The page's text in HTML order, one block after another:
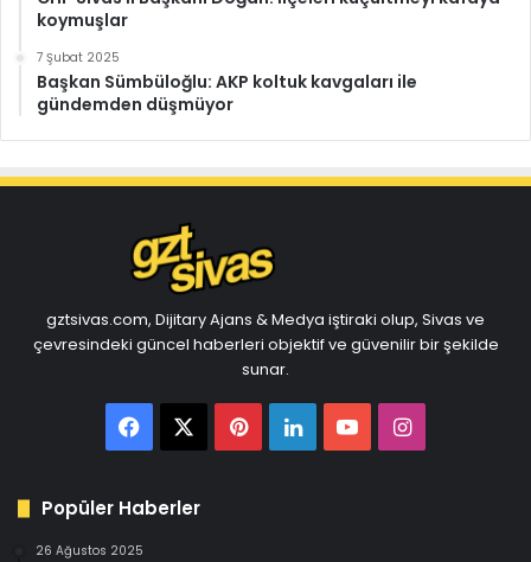
koymuşlar
7 Şubat 2025
Başkan Sümbüloğlu: AKP koltuk kavgaları ile
gündemden düşmüyor
gztsivas.com, Dijitary Ajans & Medya iştiraki olup, Sivas ve
çevresindeki güncel haberleri objektif ve güvenilir bir şekilde
sunar.
FacebookPinterest
LinkedInYouTubeInstagram
Popüler Haberler
26 Ağustos 2025